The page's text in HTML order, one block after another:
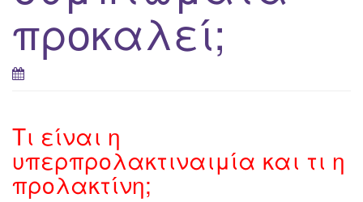
προκαλεί;
Τι είναι η
υπερπρολακτιναιμία και τι η
προλακτίνη;